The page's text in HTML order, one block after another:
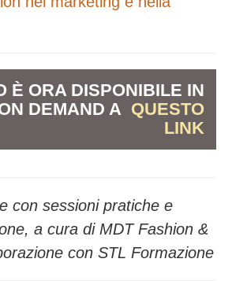
È ORA DISPONIBILE IN
DEMAND A QUESTO
LINK
con sessioni pratiche e
a cura di MDT Fashion &
con STL Formazione